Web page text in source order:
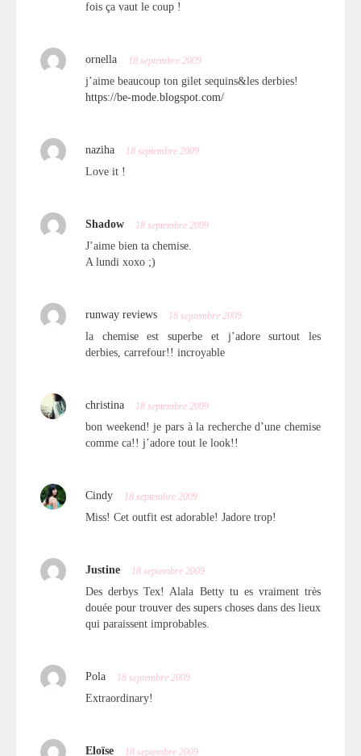
fois ça vaut le coup !
ornella 18 septembre 2009
j’aime beaucoup ton gilet sequins&les derbies!
https://be-mode.blogspot.com/
naziha 18 septembre 2009
Love it !
Shadow 18 septembre 2009
J’aime bien ta chemise.
A lundi xoxo ;)
runway reviews 18 septembre 2009
la chemise est superbe et j’adore surtout les
derbies, carrefour!! incroyable
christina 18 septembre 2009
bon weekend! je pars à la recherche d’une chemise
comme ca!! j’adore tout le look!!
Cindy 18 septembre 2009
Miss! Cet outfit est adorable! Jadore trop!
Justine 18 septembre 2009
Des derbys Tex! Alala Betty tu es vraiment très
douée pour trouver des supers choses dans des lieux
qui paraissent improbables.
Pola 18 septembre 2009
Extraordinary!
Eloïse 18 septembre 2009